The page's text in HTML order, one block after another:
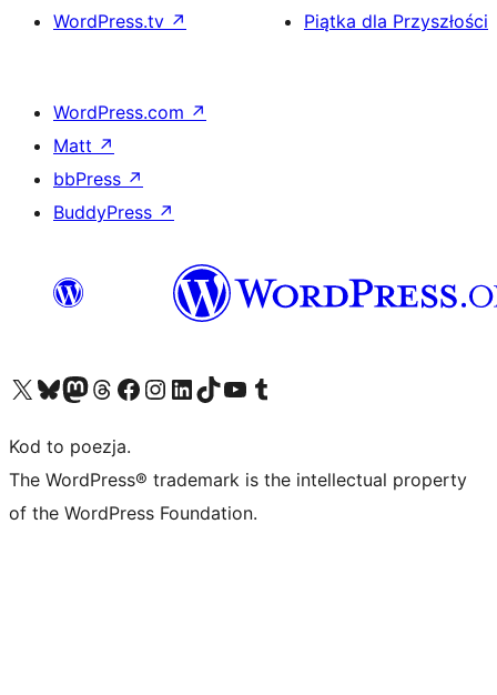
WordPress.tv ↗
Piątka dla Przyszłości
WordPress.com ↗
Matt ↗
bbPress ↗
BuddyPress ↗
Odwiedź nasze konto X (dawniej Twitter)
Odwiedź nasze konto Bluesky
Odwiedź nasze konto na Mastodoncie
Odwiedź naszego Threadsa
Odwiedź naszego Facebooka
Odwiedź nasze konto na Instagramie
Odwiedź nasze konto na LinkedIn
Odwiedź naszego TikToka
Odwiedź nasz kanał YouTube
Odwiedź naszego Tumblra
Kod to poezja.
The WordPress® trademark is the intellectual property
of the WordPress Foundation.